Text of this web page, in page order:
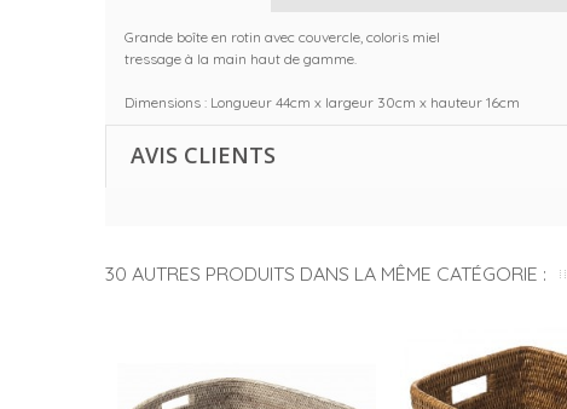
Grande boîte en rotin avec couvercle, coloris miel
tressage à la main haut de gamme.
Dimensions : Longueur 44cm x largeur 30cm x hauteur 16cm
AVIS CLIENTS
30 AUTRES PRODUITS DANS LA MÊME CATÉGORIE :